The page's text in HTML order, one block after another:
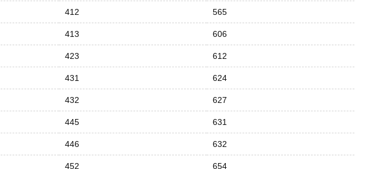
412 565
413 606
423 612
431 624
432 627
445 631
446 632
452 654